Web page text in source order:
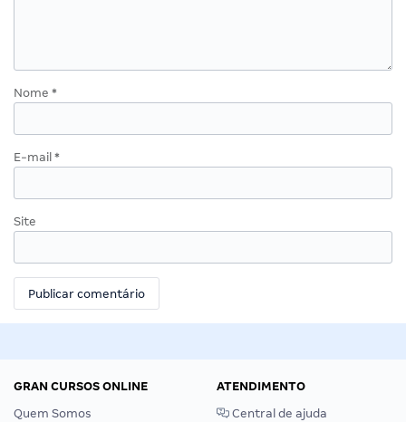
Nome *
E-mail *
Site
GRAN CURSOS ONLINE
Quem Somos
ATENDIMENTO
Central de ajuda